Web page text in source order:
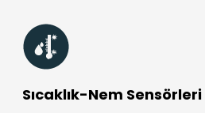
Sıcaklık-Nem Sensörleri